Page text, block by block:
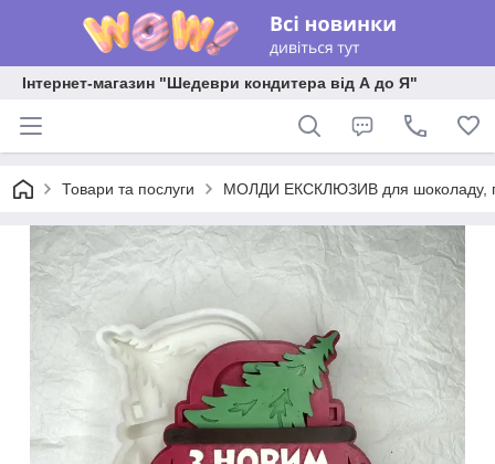
Інтернет-магазин "Шедеври кондитера від А до Я"
Товари та послуги МОЛДИ ЕКСКЛЮЗИВ для шоколаду,